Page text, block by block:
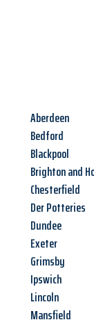
Aberdeen
Bedford
Blackpool
Brighton and
Chesterfield
Der Potteries
Dundee
Exeter
Grimsby
Ipswich
Lincoln
Mansfield